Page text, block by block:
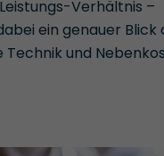
Verhältnis –
ein genauer Blick
Technik und